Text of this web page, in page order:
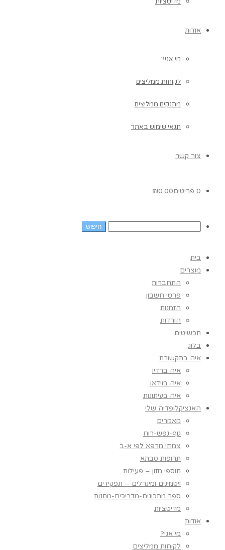
אודות
מי אני?
לקוחות ממליצים
מתנקים ממליצים
תנאי שימוש באתר
צור קשר
0 פריטים ₪0.00
בית
מוצרים
התחברות
פרטי חשבון
הזמנות
הורדות
תכשיטים
בלוג
איה בתקשורת
איה ברדיו
איה בוידאו
איה בעיתונות
האנציקלופדיה שלי
מאמרים
גוף-נפש-רוח
צמחי מרפא לפי א-ב
תרופות סבתא
תוספי מזון – פעילות
ויטמינים ומינרלים – תפקידים
ספר מתכונים-מדריכים-מתנות
מדיטציות
אודות
מי אני?
לקוחות ממליצים